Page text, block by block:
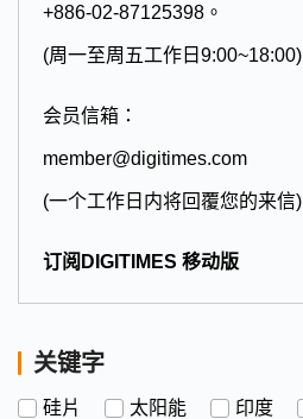
+886-02-87125398。
(周一至周五工作日9:00~18:00)
会员信箱：
member@digitimes.com
(一个工作日内将回覆您的来信)
订阅DIGITIMES 移动版
关键字
硅片 太阳能 印度